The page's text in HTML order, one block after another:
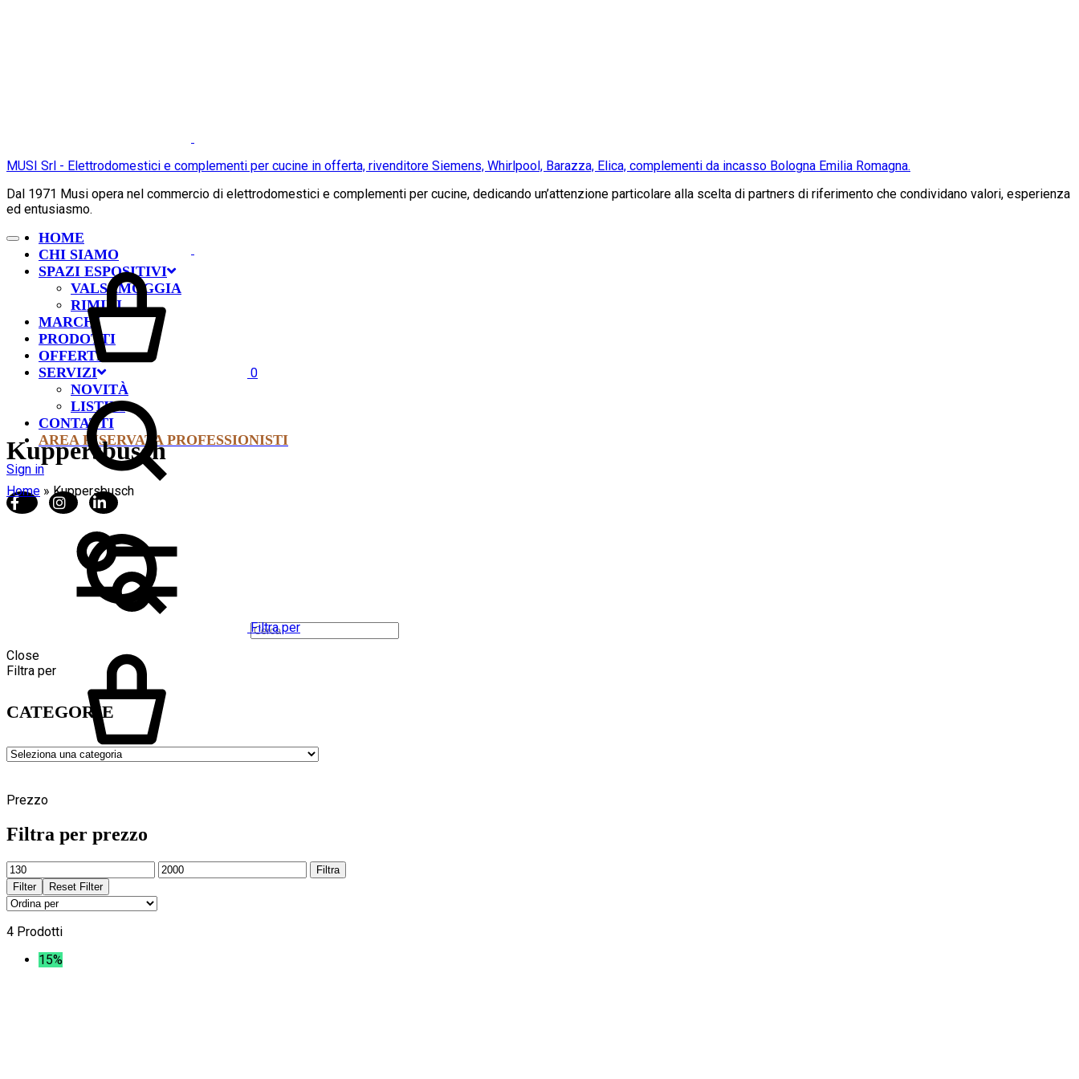
MUSI Srl - Elettrodomestici e complementi per cucine in offerta, rivenditore Siemens, Whirlpool, Barazza, Elica, complementi da incasso Bologna Emilia Romagna.
Dal 1971 Musi opera nel commercio di elettrodomestici e complementi per cucine, dedicando un’attenzione particolare alla scelta di partners di riferimento che condividano valori, esperienza
ed entusiasmo.
HOME
CHI SIAMO
SPAZI ESPOSITIVI
VALSAMOGGIA
RIMINI
MARCHI
PRODOTTI
OFFERTE
SERVIZI
NOVITÀ
LISTINI
CONTATTI
AREA RISERVATA PROFESSIONISTI
Sign in
0
Kuppersbusch
Home »Kuppersbusch
Filtra per
Close
Filtra per
CATEGORIE
Prezzo
Filtra per prezzo
Prezzo
Min
Prezzo
Filtra
Filter
Reset Filter
4 Prodotti
15%